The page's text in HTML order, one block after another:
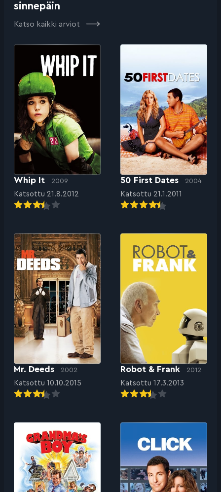
sinnepäin
Katso kaikki arviot
Whip It 2009
Katsottu 21.8.2012
50 First Dates 2004
Katsottu 21.1.2011
Mr. Deeds 2002
Katsottu 10.10.2015
Robot & Frank 2012
Katsottu 17.3.2013